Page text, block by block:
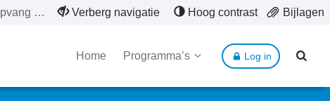
Opvang Oekraïners Verberg navigatie Hoog contrast Bijlagen
Home Programma’s Log in